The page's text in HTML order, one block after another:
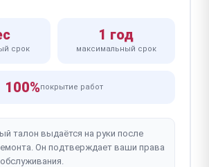
срок
1 год
максимальный срок
100%покрытие работ
талон выдаётся на руки после
Он подтверждает ваши права